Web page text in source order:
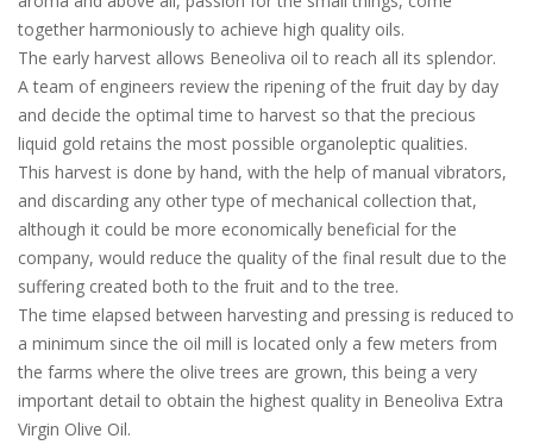
together harmoniously to achieve high quality oils.
The early harvest allows Beneoliva oil to reach all its splendor.
A team of engineers review the ripening of the fruit day by day
and decide the optimal time to harvest so that the precious
liquid gold retains the most possible organoleptic qualities.
This harvest is done by hand, with the help of manual vibrators,
and discarding any other type of mechanical collection that,
although it could be more economically beneficial for the
company, would reduce the quality of the final result due to the
suffering created both to the fruit and to the tree.
The time elapsed between harvesting and pressing is reduced to
a minimum since the oil mill is located only a few meters from
the farms where the olive trees are grown, this being a very
important detail to obtain the highest quality in Beneoliva Extra
Virgin Olive Oil.